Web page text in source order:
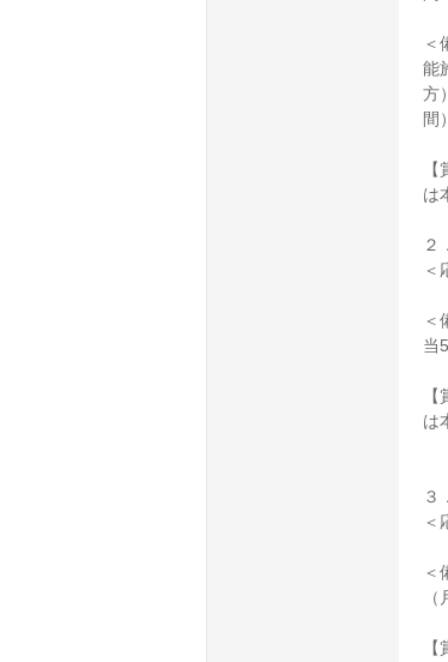
＜
能
方
間
は
２
＜
＜
当
は
３
＜
＜